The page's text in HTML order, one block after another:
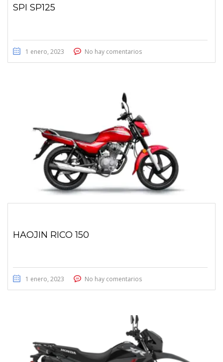
SPI SP125
1 enero, 2023 No hay comentarios
HAOJIN RICO 150
1 enero, 2023 No hay comentarios